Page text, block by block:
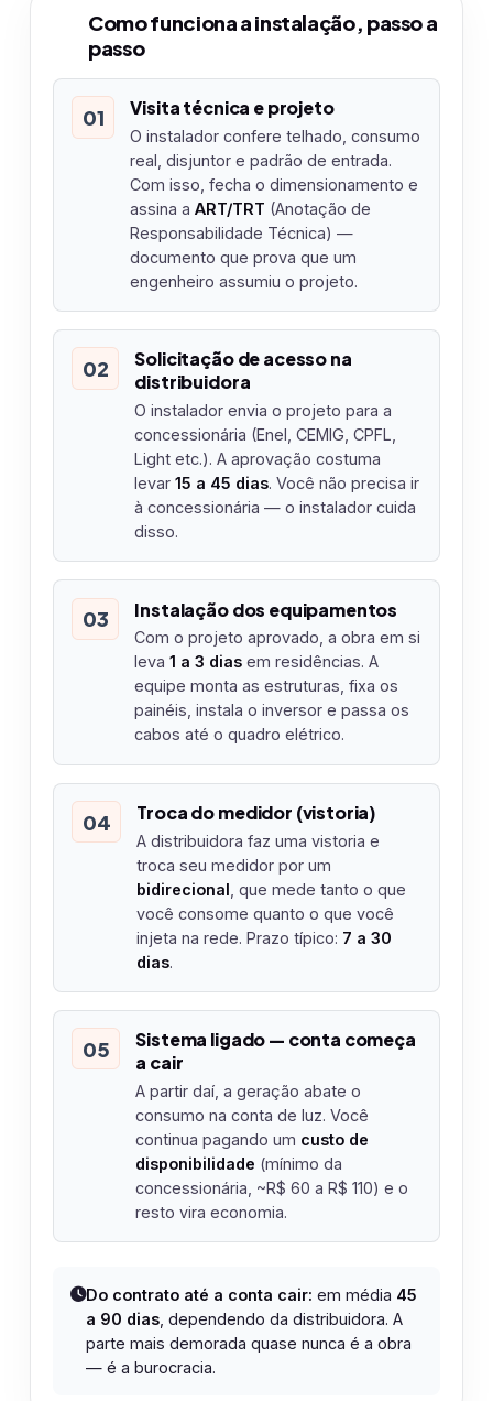
Como funciona a instalação, passo a
passo
01 Visita técnica e projeto
O instalador confere telhado, consumo
real, disjuntor e padrão de entrada.
Com isso, fecha o dimensionamento e
assina aART/TRT (Anotação de
Responsabilidade Técnica) —
documento que prova que um
engenheiro assumiu o projeto.
02
Solicitação de acesso na
distribuidora
O instalador envia o projeto para a
concessionária (Enel, CEMIG, CPFL,
Light etc.). A aprovação costuma
levar15 a 45 dias. Você não precisa ir
à concessionária — o instalador cuida
disso.
03 Instalação dos equipamentos
Com o projeto aprovado, a obra em si
leva1 a 3 dias em residências. A
equipe monta as estruturas, fixa os
painéis, instala o inversor e passa os
cabos até o quadro elétrico.
04 Troca do medidor (vistoria)
A distribuidora faz uma vistoria e
troca seu medidor por um
bidirecional , que mede tanto o que
você consome quanto o que você
injeta na rede. Prazo típico: 7 a 30
dias.
05
Sistema ligado — conta começa
a cair
A partir daí, a geração abate o
consumo na conta de luz. Você
continua pagando um custo de
disponibilidade (mínimo da
concessionária, ~R$ 60 a R$ 110) e o
resto vira economia.
Do contrato até a conta cair: em média 45
a 90 dias , dependendo da distribuidora. A
parte mais demorada quase nunca é a obra
— é a burocracia.